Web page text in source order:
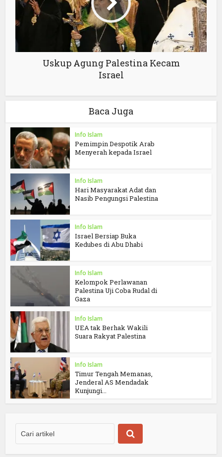
Uskup Agung Palestina Kecam
Israel
Baca Juga
Info Islam
Pemimpin Despotik Arab
Menyerah kepada Israel
Info Islam
Hari Masyarakat Adat dan
Nasib Pengungsi Palestina
Info Islam
Israel Bersiap Buka
Kedubes di Abu Dhabi
Info Islam
Kelompok Perlawanan
Palestina Uji Coba Rudal di
Gaza
Info Islam
UEA tak Berhak Wakili
Suara Rakyat Palestina
Info Islam
Timur Tengah Memanas,
Jenderal AS Mendadak
Kunjungi...